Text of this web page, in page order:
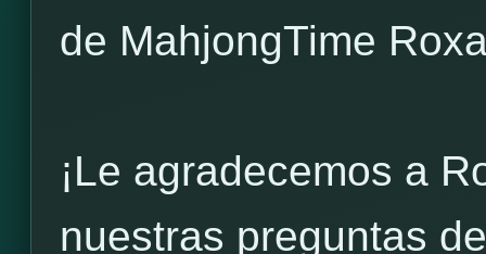
de MahjongTime
¡Le agradecemos a
nuestras preguntas